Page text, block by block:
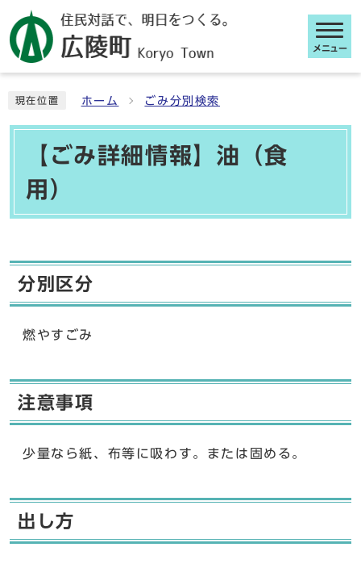
メニュー
現在位置 ホーム ごみ分別検索
【ごみ詳細情報】油（食
用）
分別区分
燃やすごみ
注意事項
少量なら紙、布等に吸わす。または固める。
出し方